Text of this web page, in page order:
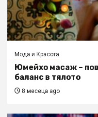
Мода и Красота
Юмейхо масаж –
баланс в тялото
8 месеца ago